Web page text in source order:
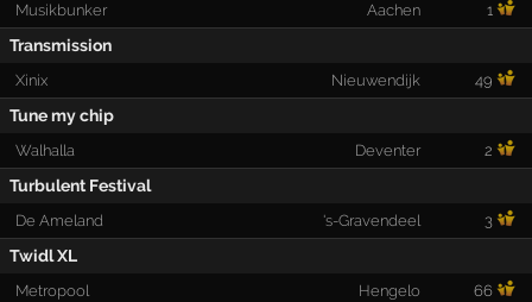
Musikbunker Aachen 1
Transmission
Xinix Nieuwendijk 49
Tune my chip
Walhalla Deventer 2
Turbulent Festival
De Ameland 's-Gravendeel 3
Twidl XL
Metropool Hengelo 66